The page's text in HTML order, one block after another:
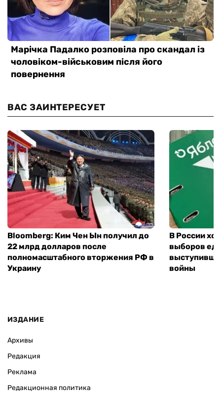
ВАС ЗАИНТЕРЕСУЕТ
Bloomberg: Ким Чен Ын получил до
22 млрд долларов после
полномасштабного вторжения РФ в
Украину
В России
выборов
войны
ИЗДАНИЕ
Архивы
Редакция
Реклама
Редакционная политика